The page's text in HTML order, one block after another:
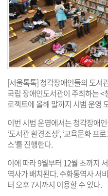
[서울톡톡] 청각장애인들의 도서
국립 장애인도서관이 주최하는
로젝트에 올해 말까지 시범 운영
이번 시범 운영에서는 청각장애
‘도서관 환경조성’, ‘교육문화 프
스’를 진행한다.
이에 따라 9월부터 12월 초까지
역사가 배치된다. 수화통역사 서
터 오후 7시까지 이용할 수 있다.